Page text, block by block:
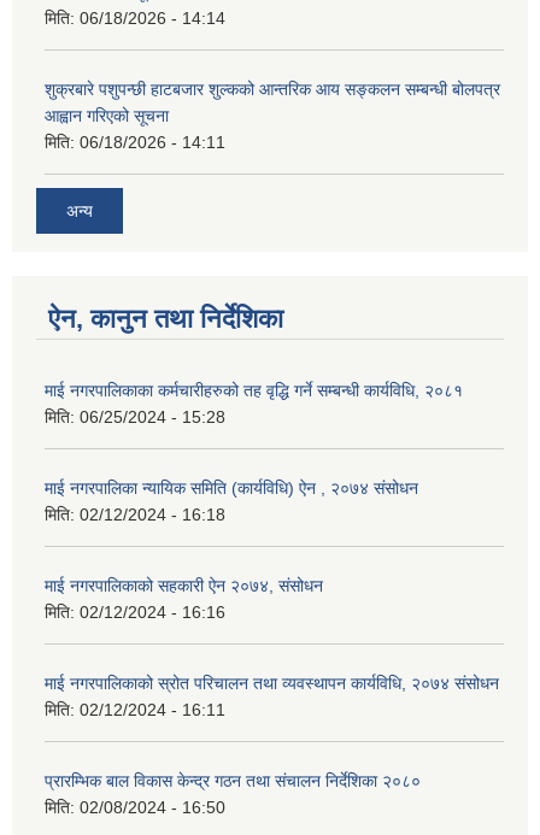
मिति: 06/18/2026 - 14:14
शुक्रबारे पशुपन्छी हाटबजार शुल्कको आन्तरिक आय सङ्कलन सम्बन्धी बोलपत्र
आह्वान गरिएको सूचना
मिति: 06/18/2026 - 14:11
अन्य
ऐन, कानुन तथा निर्देशिका
माई नगरपालिकाका कर्मचारीहरुको तह वृद्धि गर्ने सम्बन्धी कार्यविधि, २०८१
मिति: 06/25/2024 - 15:28
माई नगरपालिका न्यायिक समिति (कार्यविधि) ऐन , २०७४ संसोधन
मिति: 02/12/2024 - 16:18
माई नगरपालिकाको सहकारी ऐन २०७४, संसोधन
मिति: 02/12/2024 - 16:16
माई नगरपालिकाको स्रोत परिचालन तथा व्यवस्थापन कार्यविधि, २०७४ संसोधन
मिति: 02/12/2024 - 16:11
प्रारम्भिक बाल विकास केन्द्र गठन तथा संचालन निर्देशिका २०८०
मिति: 02/08/2024 - 16:50